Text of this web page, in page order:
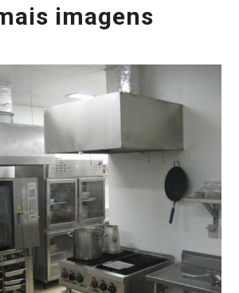
imagens